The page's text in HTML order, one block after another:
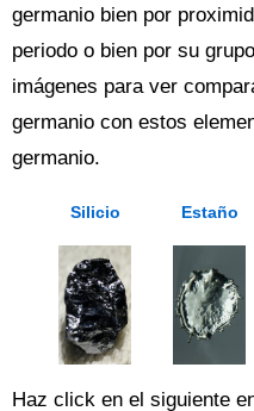
germanio bien por
periodo o bien por su
imágenes para ver
germanio con estos
germanio.
Silicio Estaño
Haz click en el siguiente